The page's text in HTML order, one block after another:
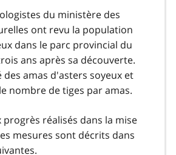
du ministère des
ont revu la population
dans le parc provincial du
ans après sa découverte.
des amas d'asters soyeux et
nombre de tiges par amas.
progrès réalisés dans la mise
mesures sont décrits dans